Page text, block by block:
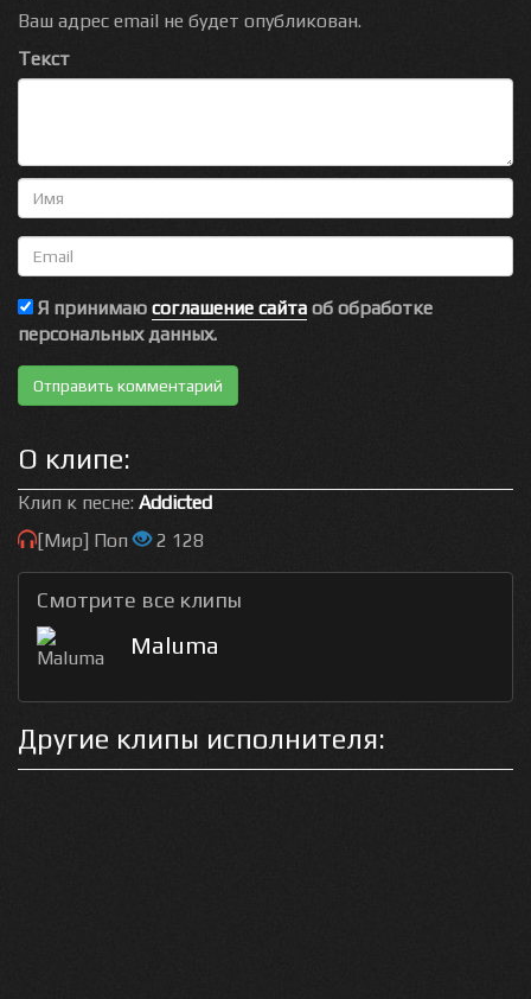
Ваш адрес email не будет опубликован.
Текст
Имя
Email
Я принимаю соглашение сайта об обработке
персональных данных.
О клипе:
Клип к песне: Addicted
[Мир] Поп
2 128
Смотрите все клипы
Maluma
Другие клипы исполнителя: